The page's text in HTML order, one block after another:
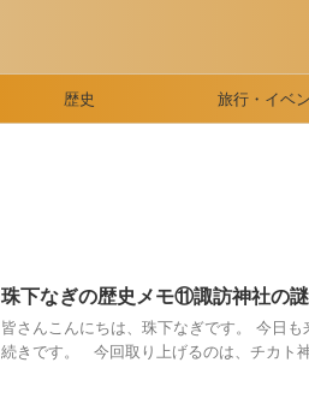
歴史 旅行・イベ
珠下なぎの歴史メモ⑪諏訪神社の
皆さんこんにちは、珠下なぎです。 今日
続きです。 今回取り上げるのは、チカト